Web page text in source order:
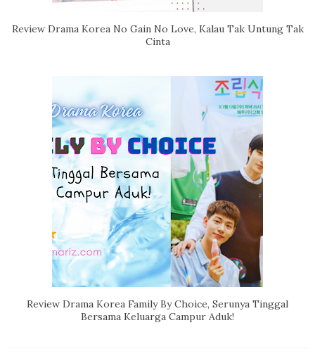
Review Drama Korea No Gain No Love, Kalau Tak Untung Tak
Cinta
Review Drama Korea Family By Choice, Serunya Tinggal
Bersama Keluarga Campur Aduk!